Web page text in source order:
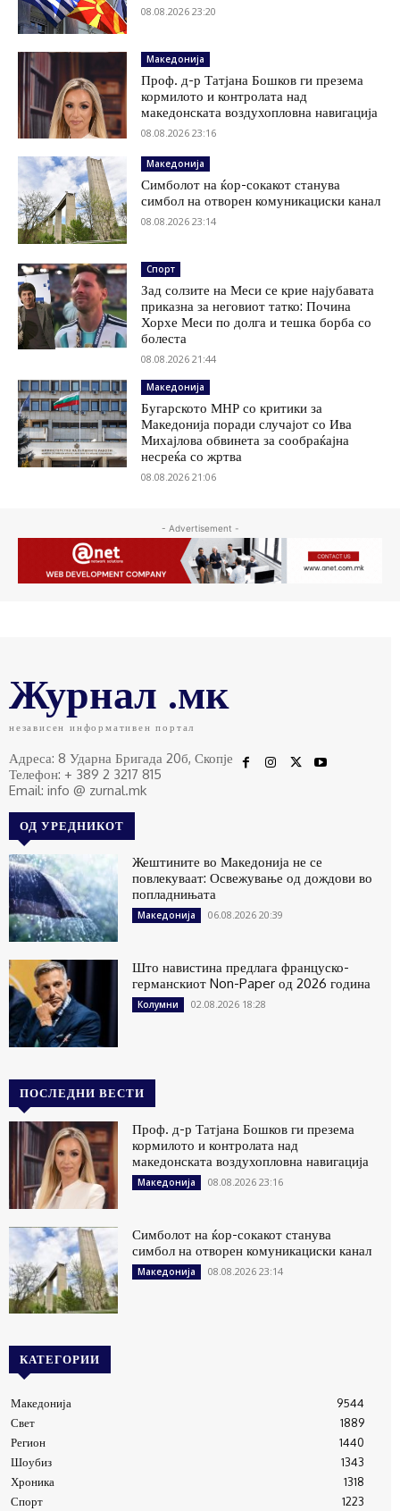
08.08.2026 23:20
Македонија
Проф. д-р Татјана Бошков ги презема
кормилото и контролата над
македонската воздухопловна навигација
08.08.2026 23:16
Македонија
Симболот на ќор-сокакот станува
симбол на отворен комуникациски канал
08.08.2026 23:14
Спорт
Зад солзите на Меси се крие најубавата
приказна за неговиот татко: Почина
Хорхе Меси по долга и тешка борба со
болеста
08.08.2026 21:44
Македонија
Бугарското МНР со критики за
Македонија поради случајот со Ива
Михајлова обвинета за сообраќајна
несреќа со жртва
08.08.2026 21:06
- Advertisement -
Журнал .мк
независен информативен портал
Адреса: 8 Ударна Бригада 20б, Скопје
Телефон: + 389 2 3217 815
Email: info @ zurnal.mk
ОД УРЕДНИКОТ
Жештините во Македонија не се
повлекуваат: Освежување од дождови во
попладнињата
Македонија 06.08.2026 20:39
Што навистина предлага француско-
германскиот Non-Paper од 2026 година
Колумни 02.08.2026 18:28
ПОСЛЕДНИ ВЕСТИ
Проф. д-р Татјана Бошков ги презема
кормилото и контролата над
македонската воздухопловна навигација
Македонија 08.08.2026 23:16
Симболот на ќор-сокакот станува
симбол на отворен комуникациски канал
Македонија 08.08.2026 23:14
КАТЕГОРИИ
Македонија
9544
Свет
1889
Регион
1440
Шоубиз
1343
Хроника
1318
Спорт
1223